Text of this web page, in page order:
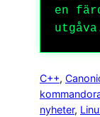
en
C++,
nyheter,